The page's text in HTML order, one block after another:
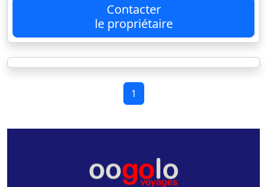
Contacter
le propriétaire
1